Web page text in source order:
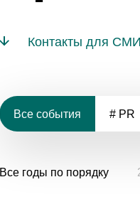
Контакты для СМИ
Все события # PR
Все годы по порядку